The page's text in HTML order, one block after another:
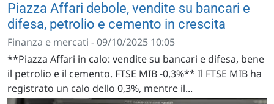
Piazza Affari debole, vendite su bancari e
difesa, petrolio e cemento in crescita
Finanza e mercati - 09/10/2025 10:05
**Piazza Affari in calo: vendite su bancari e difesa, bene
il petrolio e il cemento. FTSE MIB -0,3%** Il FTSE MIB ha
registrato un calo dello 0,3%, mentre il...